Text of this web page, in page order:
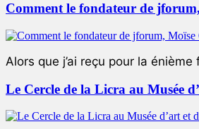
Comment le fondateur de
Alors que j’ai reçu pour la
Le Cercle de la Licra au Musée